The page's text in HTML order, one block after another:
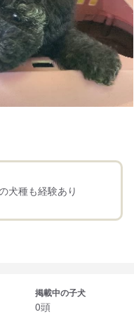
犬種も経験あり
掲載中の子犬
0頭